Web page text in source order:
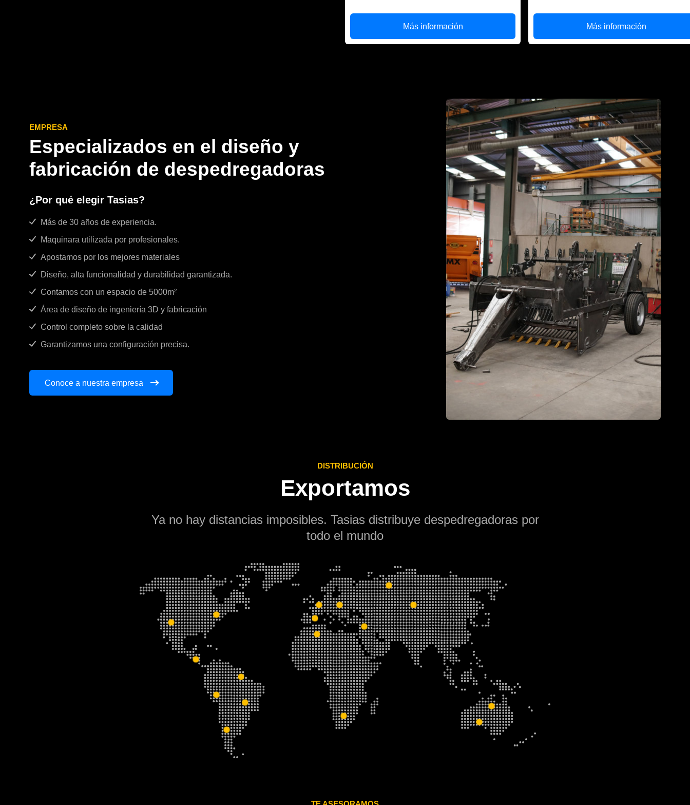
Más información Más información
EMPRESA
Especializados en el diseño y
fabricación de despedregadoras
¿Por qué elegir Tasias?
Más de 30 años de experiencia.
Maquinara utilizada por profesionales.
Apostamos por los mejores materiales
Diseño, alta funcionalidad y durabilidad garantizada.
Contamos con un espacio de 5000m²
Área de diseño de ingeniería 3D y fabricación
Control completo sobre la calidad
Garantizamos una configuración precisa.
Conoce a nuestra empresa
DISTRIBUCIÓN
Exportamos
Ya no hay distancias imposibles. Tasias distribuye despedregadoras por
todo el mundo